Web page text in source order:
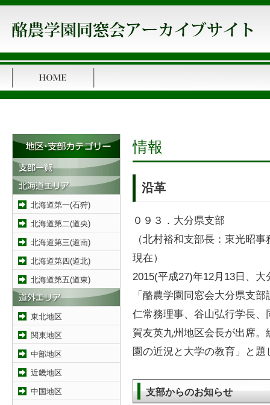
北海道第一(石狩)
北海道第二(道央)
北海道第三(道南)
北海道第四(道北)
北海道第五(道東)
東北地区
関東地区
中部地区
近畿地区
中国地区
情報
沿革
０９３．大分県支部
（北村裕和支部長：東光
現在）
2015(平成27)年12月13日、
「酪農学園同窓会大分県支
仁常務理事、谷山弘行学長
賀友英九州地区会長が出席
園の近況と大学の教育」と題
支部からのお知らせ